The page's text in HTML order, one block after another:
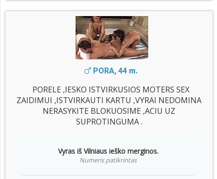
PORA, 44 m.
PORELE ,IESKO ISTVIRKUSIOS MOTERS SEX
ZAIDIMUI ,ISTVIRKAUTI KARTU ,VYRAI NEDOMINA
NERASYKITE BLOKUOSIME ,ACIU UZ
SUPROTINGUMA .
Vyras iš Vilniaus ieško merginos.
Numeris patikrintas